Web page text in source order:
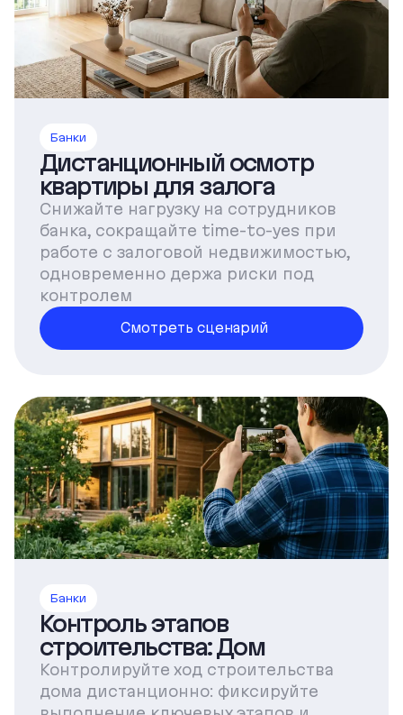
Банки
Дистанционный осмотр
квартиры для залога
Снижайте нагрузку на сотрудников
банка, сокращайте time-to-yes при
работе с залоговой недвижимостью,
одновременно держа риски под
контролем
Смотреть сценарий
Банки
Контроль этапов
строительства: Дом
Контролируйте ход строительства
дома дистанционно: фиксируйте